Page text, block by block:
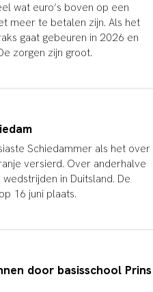
wat euro’s boven op een
meer te betalen zijn. Als het
gaat gebeuren in 2026 en
zorgen zijn groot.
Schiedammer als het over
versierd. Over anderhalve
in Duitsland. De
16 juni plaats.
door basisschool Prins